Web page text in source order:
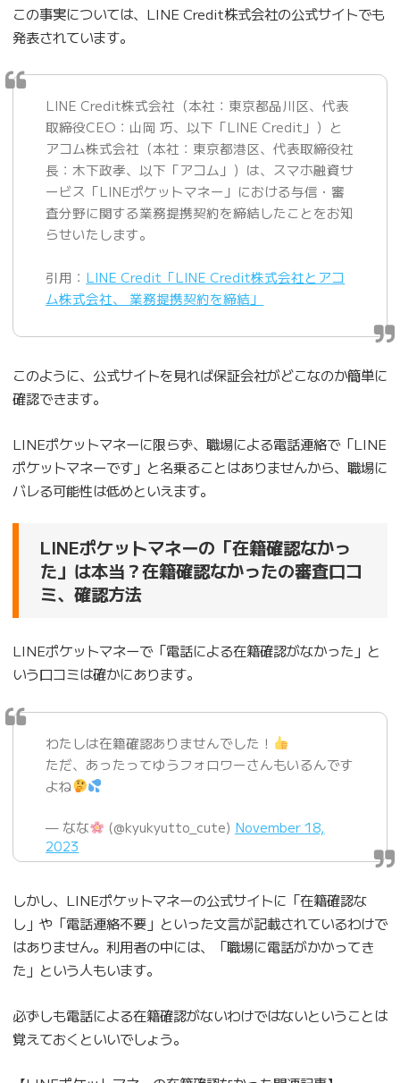
この事実については、LINE Credit株式会社の公式サイトでも
発表されています。
LINE Credit株式会社（本社：東京都品川区、代表
取締役CEO：山岡 巧、以下「LINE Credit」）と
アコム株式会社（本社：東京都港区、代表取締役社
長：木下政孝、以下「アコム」）は、スマホ融資サ
ービス「LINEポケットマネー」における与信・審
査分野に関する業務提携契約を締結したことをお知
らせいたします。
引用： LINE Credit「LINE Credit株式会社とアコ
ム株式会社、 業務提携契約を締結」
このように、公式サイトを見れば保証会社がどこなのか簡単に
確認できます。
LINEポケットマネーに限らず、職場による電話連絡で「LINE
ポケットマネーです」と名乗ることはありませんから、職場に
バレる可能性は低めといえます。
LINEポケットマネーの「在籍確認なかっ
た」は本当？在籍確認なかったの審査口コ
ミ、確認方法
LINEポケットマネーで「電話による在籍確認がなかった」と
いう口コミは確かにあります。
わたしは在籍確認ありませんでした！
ただ、あったってゆうフォロワーさんもいるんです
よね
— なな (@kyukyutto_cute) November 18,
2023
しかし、LINEポケットマネーの公式サイトに「在籍確認な
し」や「電話連絡不要」といった文言が記載されているわけで
はありません。利用者の中には、「職場に電話がかかってき
た」という人もいます。
必ずしも電話による在籍確認がないわけではないということは
覚えておくといいでしょう。